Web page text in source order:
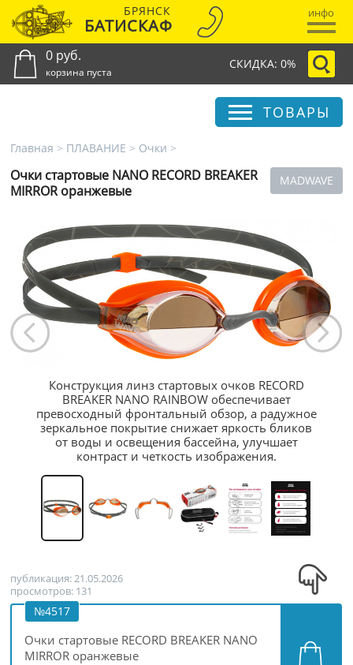
БРЯНСК
БАТИСКАФ
инфо
0 руб.
корзина пуста
СКИДКА: 0%
ТОВАРЫ
Главная > ПЛАВАНИЕ > Очки >
MADWAVE
Очки стартовые NANO RECORD BREAKER
MIRROR оранжевые
Конструкция линз стартовых очков RECORD
BREAKER NANO RAINBOW обеспечивает
превосходный фронтальный обзор, а радужное
зеркальное покрытие снижает яркость бликов
от воды и освещения бассейна, улучшает
контраст и четкость изображения.
публикация: 21.05.2026
просмотров: 131
№4517
Очки стартовые RECORD BREAKER NANO
MIRROR оранжевые